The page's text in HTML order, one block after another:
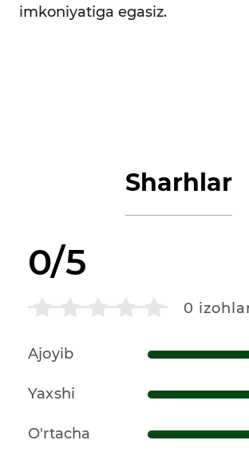
imkoniyatiga egasiz.
Sharhlar
0/5
0
Ajoyib
Yaxshi
O'rtacha